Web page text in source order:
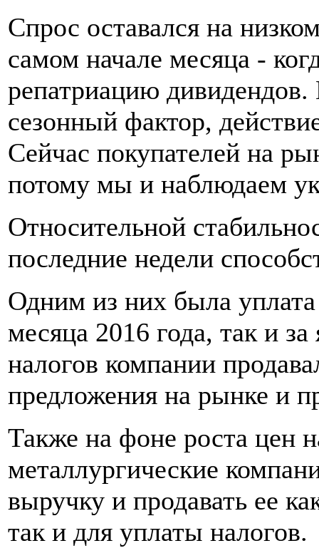
Спрос оставался на
самом начале месяца -
репатриацию
сезонный фактор,
Сейчас покупателей на
потому мы и наблюдаем
Относительной
последние недели
Одним из них была уплата
месяца 2016 года, так и
налогов компании
предложения на рынке и
Также на фоне роста цен
металлургические
выручку и продавать ее
так и для уплаты налогов.